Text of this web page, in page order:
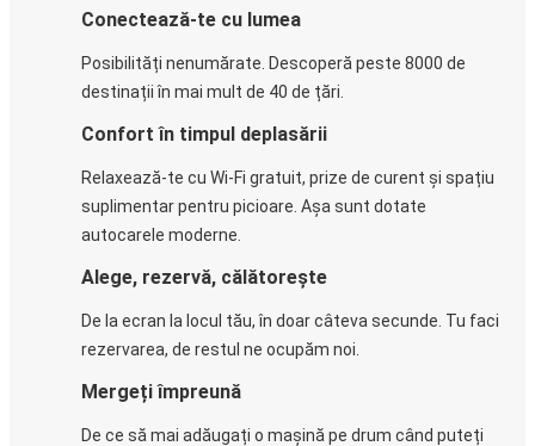
Conectează-te cu lumea
Posibilități nenumărate. Descoperă peste 8000 de
destinații în mai mult de 40 de țări.
Confort în timpul deplasării
Relaxează-te cu Wi-Fi gratuit, prize de curent și spațiu
suplimentar pentru picioare. Așa sunt dotate
autocarele moderne.
Alege, rezervă, călătorește
De la ecran la locul tău, în doar câteva secunde. Tu faci
rezervarea, de restul ne ocupăm noi.
Mergeți împreună
De ce să mai adăugați o mașină pe drum când puteți